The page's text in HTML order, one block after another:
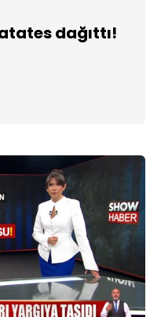
dağıttı!